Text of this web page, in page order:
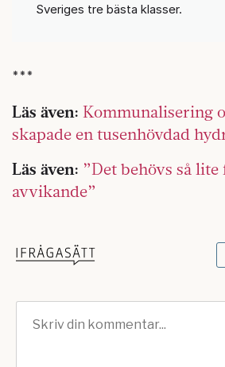
Sveriges tre bästa klasser.
***
Läs även: Kommunalisering
skapade en tusenhövdad
Läs även: ”Det behövs så
avvikande”